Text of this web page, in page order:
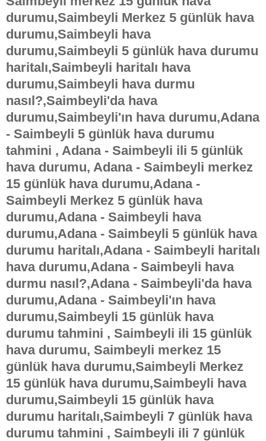
durumu,Saimbeyli Merkez 5 günlük hava
durumu,Saimbeyli hava
durumu,Saimbeyli 5 günlük hava durumu
haritalı,Saimbeyli haritalı hava
durumu,Saimbeyli hava durmu
nasıl?,Saimbeyli'da hava
durumu,Saimbeyli'ın hava durumu,Adana
- Saimbeyli 5 günlük hava durumu
tahmini , Adana - Saimbeyli ili 5 günlük
hava durumu, Adana - Saimbeyli merkez
15 günlük hava durumu,Adana -
Saimbeyli Merkez 5 günlük hava
durumu,Adana - Saimbeyli hava
durumu,Adana - Saimbeyli 5 günlük hava
durumu haritalı,Adana - Saimbeyli haritalı
hava durumu,Adana - Saimbeyli hava
durmu nasıl?,Adana - Saimbeyli'da hava
durumu,Adana - Saimbeyli'ın hava
durumu,Saimbeyli 15 günlük hava
durumu tahmini , Saimbeyli ili 15 günlük
hava durumu, Saimbeyli merkez 15
günlük hava durumu,Saimbeyli Merkez
15 günlük hava durumu,Saimbeyli hava
durumu,Saimbeyli 15 günlük hava
durumu haritalı,Saimbeyli 7 günlük hava
durumu tahmini , Saimbeyli ili 7 günlük